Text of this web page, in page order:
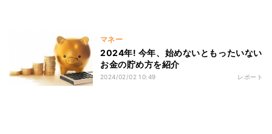
マネー
2024年! 今年、始めないともったいない
お金の貯め方を紹介
2024/02/02 10:49 レポート